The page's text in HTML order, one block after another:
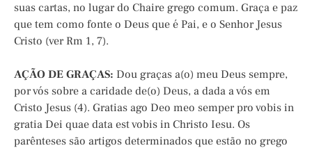
suas cartas, no lugar do Chaire grego comum. Graça e paz
que tem como fonte o Deus que é Pai, e o Senhor Jesus
Cristo (ver Rm 1, 7).
AÇÃO DE GRAÇAS: Dou graças a(o) meu Deus sempre,
por vós sobre a caridade de(o) Deus, a dada a vós em
Cristo Jesus (4). Gratias ago Deo meo semper pro vobis in
gratia Dei quae data est vobis in Christo Iesu. Os
parênteses são artigos determinados que estão no grego